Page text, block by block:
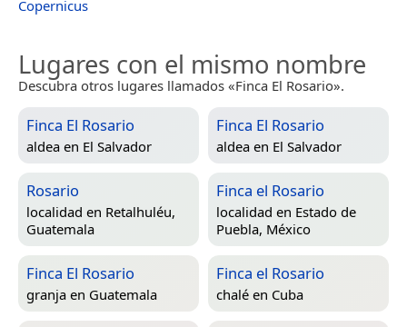
Copernicus
Lugares con el mismo nombre
Descubra otros lugares llamados «Finca El Rosario».
Finca El Rosario
aldea en El Salvador
Finca El Rosario
aldea en El Salvador
Rosario
localidad en Retalhuléu,
Guatemala
Finca el Rosario
localidad en Estado de
Puebla, México
Finca El Rosario
granja en Guatemala
Finca el Rosario
chalé en Cuba